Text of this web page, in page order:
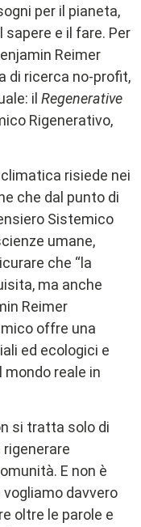
per il pianeta,
e il fare. Per
Reimer
di ricerca no-profit,
il Regenerative
Rigenerativo,
risiede nei
che dal punto di
Sistemico
umane,
che “la
ma anche
Reimer
offre una
ed ecologici e
reale in
si tratta solo di
rigenerare
E non è
davvero
oltre le parole e